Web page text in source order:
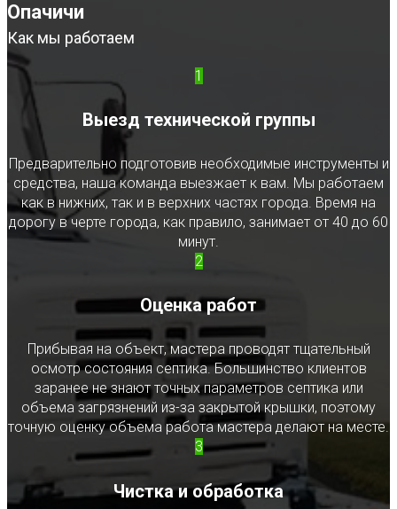
Опачичи
Как мы работаем
1
Выезд технической группы
Предварительно подготовив необходимые инструменты и
средства, наша команда выезжает к вам. Мы работаем
как в нижних, так и в верхних частях города. Время на
дорогу в черте города, как правило, занимает от 40 до 60
минут.
2
Оценка работ
Прибывая на объект, мастера проводят тщательный
осмотр состояния септика. Большинство клиентов
заранее не знают точных параметров септика или
объема загрязнений из-за закрытой крышки, поэтому
точную оценку объема работа мастера делают на месте.
3
Чистка и обработка